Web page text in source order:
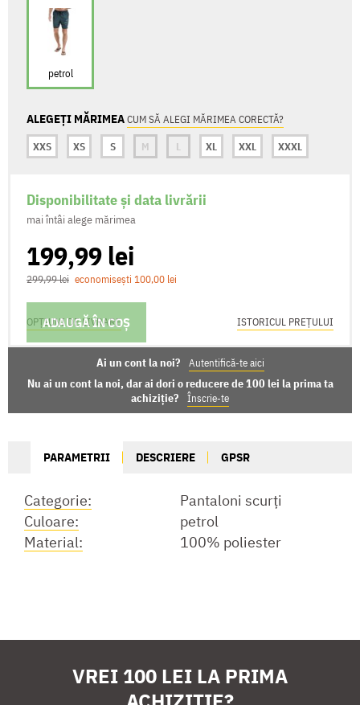
petrol
ALEGEȚI MĂRIMEACUM SĂ ALEGI MĂRIMEA CORECTĂ?
XXS
XS S M L XL XXL XXXL
Disponibilitate și data livrării
mai întâi alege mărimea
199,99 lei
299,99 lei economisești 100,00 lei
ADAUGĂ ÎN COȘ
OPȚIUNI DE LIVRARE ISTORICUL PREȚULUI
Ai un cont la noi? Autentifică-te aici
Nu ai un cont la noi, dar ai dori o reducere de 100 lei la prima ta
achiziție?
Înscrie-te
PARAMETRII DESCRIERE GPSR
Categorie:
Pantaloni scurți
Culoare:
petrol
Material:
100% poliester
VREI 100 LEI LA PRIMA